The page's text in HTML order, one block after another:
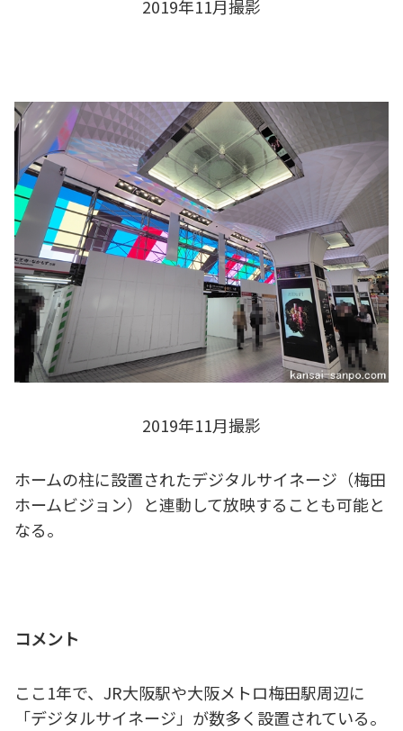
2019年11月撮影
2019年11月撮影
ホームの柱に設置されたデジタルサイネージ（梅田
ホームビジョン）と連動して放映することも可能と
なる。
コメント
ここ1年で、JR大阪駅や大阪メトロ梅田駅周辺に
「デジタルサイネージ」が数多く設置されている。